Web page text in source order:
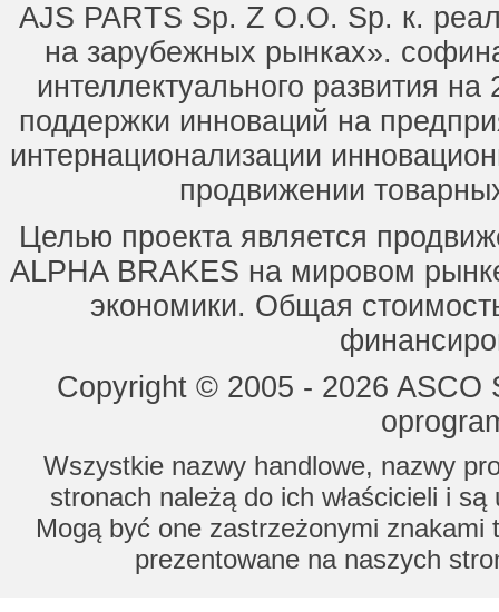
AJS PARTS Sp. Z O.O. Sp. к.
на зарубежных рынках».
интеллектуального развития
поддержки инноваций на
интернационализации
продвижении
Целью проекта является
ALPHA BRAKES на мировом
экономики. Общая
Copyright © 2005 - 2026
Wszystkie nazwy handlowe, nazwy
stronach należą do ich właścicieli i
Mogą być one zastrzeżonymi znakami
prezentowane na naszych